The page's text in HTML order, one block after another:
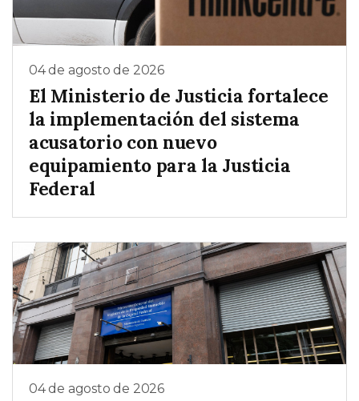
04 de agosto de 2026
El Ministerio de Justicia fortalece
la implementación del sistema
acusatorio con nuevo
equipamiento para la Justicia
Federal
04 de agosto de 2026